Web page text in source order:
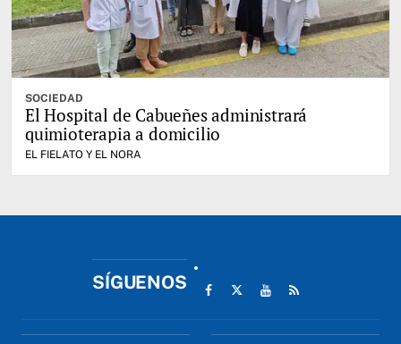
SOCIEDAD
El Hospital de Cabueñes administrará
quimioterapia a domicilio
EL FIELATO Y EL NORA
SÍGUENOS